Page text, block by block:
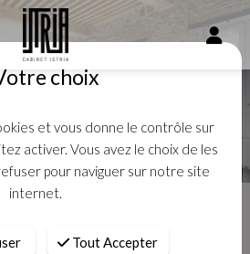
choix
et vous donne le contrôle sur
activer. Vous avez le choix de les
pour naviguer sur notre site
internet.
Tout Accepter